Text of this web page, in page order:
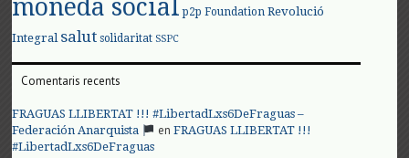
moneda social p2p Foundation Revolució
Integral salut solidaritat SSPC
Comentaris recents
FRAGUAS LLIBERTAT !!! #LibertadLxs6DeFraguas –
Federación Anarquista
enFRAGUAS LLIBERTAT !!!
#LibertadLxs6DeFraguas